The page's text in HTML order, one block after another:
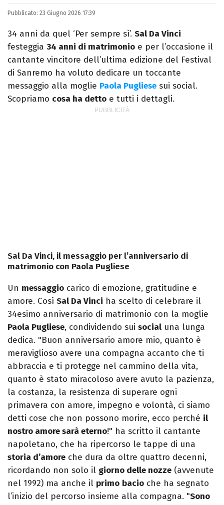
Laurea in Lettere, smania di viaggi e
passione per i cartoni (della pizza e della
Pixar).
Pubblicato: 23 Giugno 2026 17:39
34 anni da quel ‘Per sempre sì’. Sal Da Vinci
festeggia 34 anni di matrimonio e per l’occasione il
cantante vincitore dell’ultima edizione del Festival
di Sanremo ha voluto dedicare un toccante
messaggio alla moglie Paola Pugliese sui social.
Scopriamo cosa ha detto e tutti i dettagli.
Sal Da Vinci, il messaggio per l’anniversario di
matrimonio con Paola Pugliese
Un messaggio carico di emozione, gratitudine e
amore. Così Sal Da Vinci ha scelto di celebrare il
34esimo anniversario di matrimonio con la moglie
Paola Pugliese, condividendo sui social una lunga
dedica. "Buon anniversario amore mio, quanto è
meraviglioso avere una compagna accanto che ti
abbraccia e ti protegge nel cammino della vita,
quanto è stato miracoloso avere avuto la pazienza,
la costanza, la resistenza di superare ogni
primavera con amore, impegno e volontà, ci siamo
detti cose che non possono morire, ecco perché il
nostro amore sarà eterno!" ha scritto il cantante
napoletano, che ha ripercorso le tappe di una
storia d’amore che dura da oltre quattro decenni,
ricordando non solo il giorno delle nozze (avvenute
nel 1992) ma anche il primo bacio che ha segnato
l’inizio del percorso insieme alla compagna. "Sono